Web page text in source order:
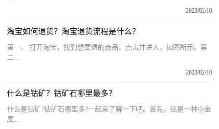
2023/02/10
淘宝如何退货？淘宝退货流程是什么？
第一、 打开淘宝，找到想要退的商品，点击并进入，如图所示。第
二...
2023/02/10
什么是钴矿？钴矿石哪里最多？
什么是钴矿?钴矿石哪里多?一起来了解一下吧。首先，钴是一种小金
属...